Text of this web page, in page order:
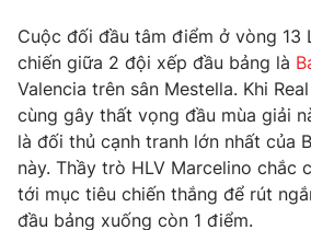
Theo dõi báo trên
Cơ quan chủ quản:Đài Truyền hình Việt
Cơ quan báo chí:Thời báo VTV
Giấy phép hoạt động báo in và báo điện
cấp ngày 29/12/2023
Tổng Biên tập:Vũ Thanh Thủy
Cuộc đối đầu tâm điểm ở vòng 13
chiến giữa 2 đội xếp đầu bảng là
Valencia trên sân Mestella. Khi
cùng gây thất vọng đầu mùa giải
là đối thủ cạnh tranh lớn nhất của
này. Thầy trò HLV Marcelino chắc
tới mục tiêu chiến thắng để rút
đầu bảng xuống còn 1 điểm.